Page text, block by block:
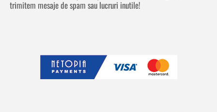
trimitem mesaje de spam sau lucruri inutile!